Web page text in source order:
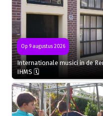
Op 9 augustus 2026
Internationale musici in de
IHMS 🗓